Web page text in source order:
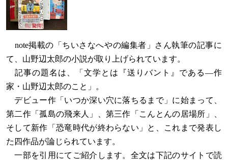
note掲載の「ちいさなへやの編集者」さん執筆の記事に
て、山野辺太郎の小説が取り上げられています。
記事の題名は、「文学とは『送りバント』である―作
家・山野辺太郎のこと」。
デビュー作「いつか深い穴に落ちるまで」に始まって、
第二作「孤島の飛来人」、第三作「こんとんの居場所」、
そして新作「恐竜時代が終わらない」と、これまで発表し
た四作品が論じられています。
一部を引用にてご紹介します。全文は下記のサイトで読